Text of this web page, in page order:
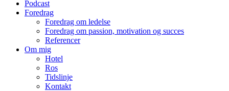
Podcast
Foredrag
Foredrag om ledelse
Foredrag om passion, motivation og succes
Referencer
Om mig
Hotel
Ros
Tidslinje
Kontakt